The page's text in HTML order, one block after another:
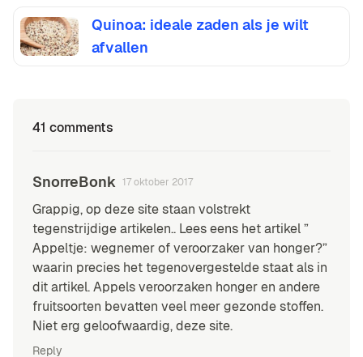
Quinoa: ideale zaden als je wilt
afvallen
41 comments
SnorreBonk 17 oktober 2017
Grappig, op deze site staan volstrekt
tegenstrijdige artikelen.. Lees eens het artikel ”
Appeltje: wegnemer of veroorzaker van honger?”
waarin precies het tegenovergestelde staat als in
dit artikel. Appels veroorzaken honger en andere
fruitsoorten bevatten veel meer gezonde stoffen.
Niet erg geloofwaardig, deze site.
Reply